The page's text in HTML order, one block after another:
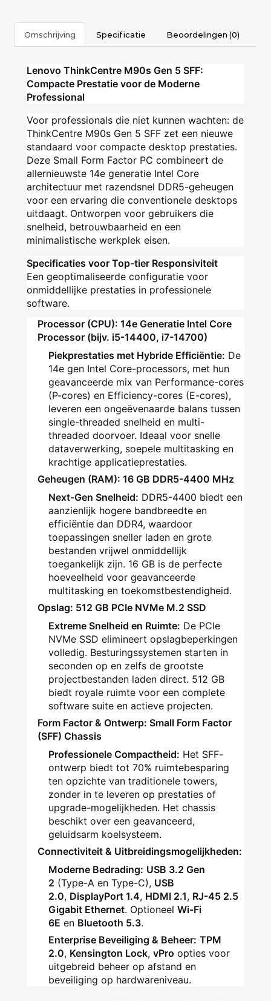
Omschrijving Specificatie Beoordelingen (0)
Lenovo ThinkCentre M90s Gen 5 SFF:
Compacte Prestatie voor de Moderne
Professional
Voor professionals die niet kunnen wachten: de
ThinkCentre M90s Gen 5 SFF zet een nieuwe
standaard voor compacte desktop prestaties.
Deze Small Form Factor PC combineert de
allernieuwste 14e generatie Intel Core
architectuur met razendsnel DDR5-geheugen
voor een ervaring die conventionele desktops
uitdaagt. Ontworpen voor gebruikers die
snelheid, betrouwbaarheid en een
minimalistische werkplek eisen.
Specificaties voor Top-tier Responsiviteit
Een geoptimaliseerde configuratie voor
onmiddellijke prestaties in professionele
software.
Processor (CPU): 14e Generatie Intel Core
Processor (bijv. i5-14400, i7-14700)
Piekprestaties met Hybride Efficiëntie: De
14e gen Intel Core-processors, met hun
geavanceerde mix van Performance-cores
(P-cores) en Efficiency-cores (E-cores),
leveren een ongeëvenaarde balans tussen
single-threaded snelheid en multi-
threaded doorvoer. Ideaal voor snelle
dataverwerking, soepele multitasking en
krachtige applicatieprestaties.
Geheugen (RAM): 16 GB DDR5-4400 MHz
Next-Gen Snelheid: DDR5-4400 biedt een
aanzienlijk hogere bandbreedte en
efficiëntie dan DDR4, waardoor
toepassingen sneller laden en grote
bestanden vrijwel onmiddellijk
toegankelijk zijn. 16 GB is de perfecte
hoeveelheid voor geavanceerde
multitasking en toekomstbestendigheid.
Opslag: 512 GB PCIe NVMe M.2 SSD
Extreme Snelheid en Ruimte: De PCIe
NVMe SSD elimineert opslagbeperkingen
volledig. Besturingssystemen starten in
seconden op en zelfs de grootste
projectbestanden laden direct. 512 GB
biedt royale ruimte voor een complete
software suite en actieve projecten.
Form Factor & Ontwerp: Small Form Factor
(SFF) Chassis
Professionele Compactheid: Het SFF-
ontwerp biedt tot 70% ruimtebesparing
ten opzichte van traditionele towers,
zonder in te leveren op prestaties of
upgrade-mogelijkheden. Het chassis
beschikt over een geavanceerd,
geluidsarm koelsysteem.
Connectiviteit & Uitbreidingsmogelijkheden:
Moderne Bedrading: USB 3.2 Gen
2 (Type-A en Type-C), USB
2.0, DisplayPort 1.4, HDMI 2.1, RJ-45 2.5
Gigabit Ethernet. Optioneel Wi-Fi
6E en Bluetooth 5.3.
Enterprise Beveiliging & Beheer: TPM
2.0, Kensington Lock, vPro opties voor
uitgebreid beheer op afstand en
beveiliging op hardwareniveau.